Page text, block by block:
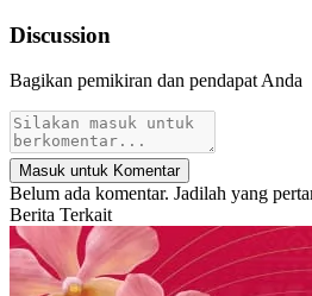
Discussion
Bagikan pemikiran dan pendapat Anda
Masuk untuk Komentar
Belum ada komentar. Jadilah yang
Berita Terkait